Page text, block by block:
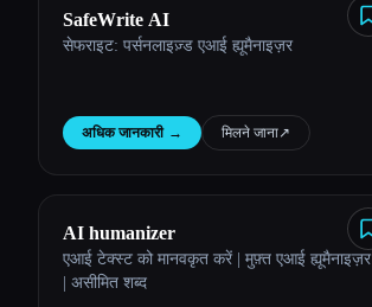
SafeWrite AI
सेफराइट: पर्सनलाइज़्ड एआई ह्यूमैनाइज़र
अधिक जानकारी → मिलने जाना↗︎
AI humanizer
एआई टेक्स्ट को मानवकृत करें | मुफ़्त एआई ह्यूमैनाइज़र
| असीमित शब्द